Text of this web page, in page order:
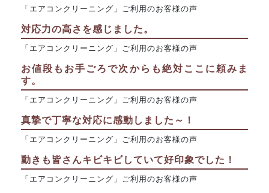
「エアコンクリーニング」ご利用のお客様の声
対応力の高さを感じました。
「エアコンクリーニング」ご利用のお客様の声
お値段もお手ごろで次からも絶対ここに頼みま
す。
「エアコンクリーニング」ご利用のお客様の声
真摯で丁寧な対応に感動しました～！
「エアコンクリーニング」ご利用のお客様の声
動きも皆さんキビキビしていて好印象でした！
「エアコンクリーニング」ご利用のお客様の声